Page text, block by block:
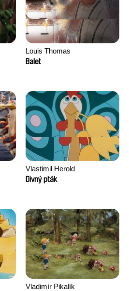
Louis Thomas
Balet
Vlastimil Herold
Divný pták
Vladimír Pikalík